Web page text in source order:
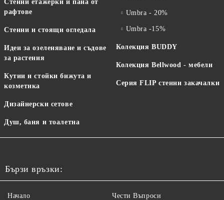
Стенни етажерки и пана от
рафтове
Стенни и стоящи огледала
Идеи за озеленяване и съдове
за растения
Кутии и стойки бижута и
козметика
Дизайнерски сетове
Душ, баня и тоалетна
Umbra - 20%
Umbra -15%
Колекция BUDDY
Колекция Bellwood - мебели
Серия FLIP стенни закачалки
Бързи връзки:
Начало Чести Въпроси